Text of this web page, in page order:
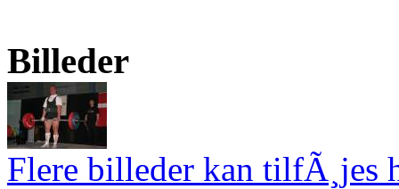
Billeder
Flere billeder kan tilfÃ¸jes